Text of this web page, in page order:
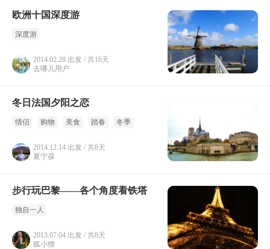
欧洲十国深度游
深度游
2014.02.28 出发 / 共16天
去哪儿用户
冬日法国夕阳之恋
情侣 购物 美食 踏春 冬季
2014.12.14 出发 / 共8天
夏宁葆
步行玩巴黎——各个角度看铁塔
独自一人
2013.07.04 出发 / 共8天
狐小狸